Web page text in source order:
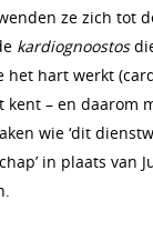
ze zich tot
kardiognoostos
het hart werkt
kent – en daarom
wie ‘dit
in plaats van